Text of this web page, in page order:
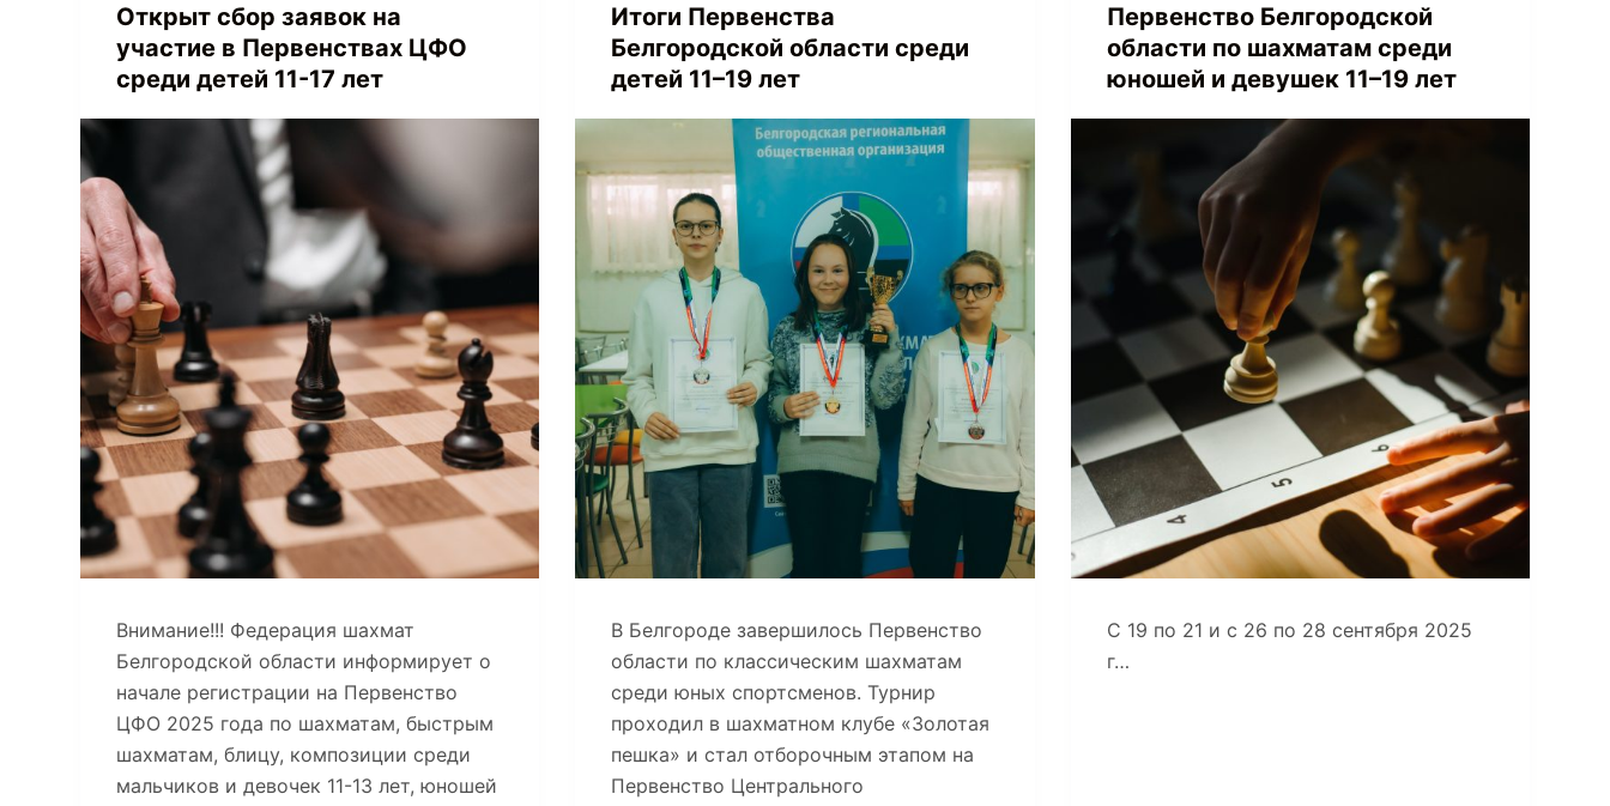
Открыт сбор заявок на
участие в Первенствах ЦФО
среди детей 11-17 лет
Внимание!!! Федерация шахмат
Белгородской области информирует о
начале регистрации на Первенство
ЦФО 2025 года по шахматам, быстрым
шахматам, блицу, композиции среди
мальчиков и девочек 11-13 лет, юношей
Итоги Первенства
Белгородской области среди
детей 11–19 лет
В Белгороде завершилось Первенство
области по классическим шахматам
среди юных спортсменов. Турнир
проходил в шахматном клубе «Золотая
пешка» и стал отборочным этапом на
Первенство Центрального
Первенство Белгородской
области по шахматам среди
юношей и девушек 11–19 лет
С 19 по 21 и с 26 по 28 сентября 2025
г…